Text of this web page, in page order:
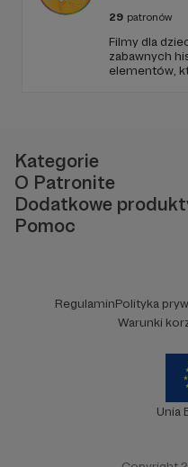
29 patronów
Filmy dla
zabawnych
elementów,
Kategorie
O Patronite
Dodatkowe
Pomoc
RegulaminPolityka
Warunki
Unia